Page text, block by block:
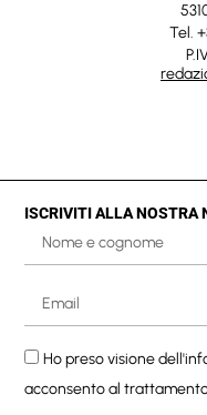
Tel.
ISCRIVITI ALLA NOSTRA
Ho preso visione
acconsento al